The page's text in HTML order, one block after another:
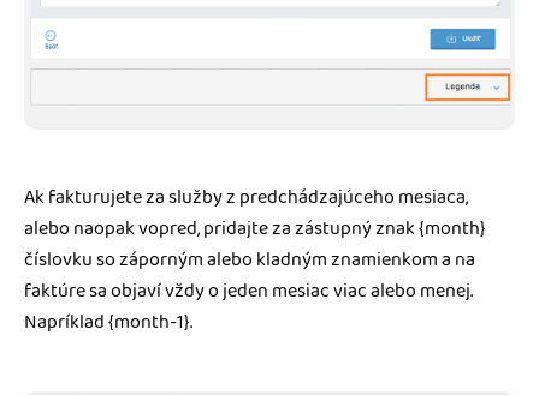
Ak fakturujete za služby z predchádzajúceho mesiaca,
alebo naopak vopred, pridajte za zástupný znak {month}
číslovku so záporným alebo kladným znamienkom a na
faktúre sa objaví vždy o jeden mesiac viac alebo menej.
Napríklad {month-1}.